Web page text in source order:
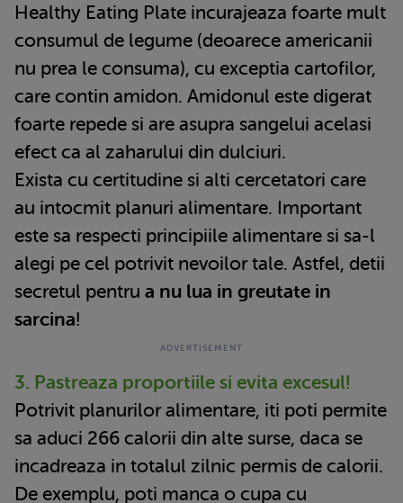
Healthy Eating Plate incurajeaza foarte mult
consumul de legume (deoarece americanii
nu prea le consuma), cu exceptia cartofilor,
care contin amidon. Amidonul este digerat
foarte repede si are asupra sangelui acelasi
efect ca al zaharului din dulciuri.
Exista cu certitudine si alti cercetatori care
au intocmit planuri alimentare. Important
este sa respecti principiile alimentare si sa-l
alegi pe cel potrivit nevoilor tale. Astfel, detii
secretul pentru a nu lua in greutate in
sarcina!
3. Pastreaza proportiile si evita excesul!
Potrivit planurilor alimentare, iti poti permite
sa aduci 266 calorii din alte surse, daca se
incadreaza in totalul zilnic permis de calorii.
De exemplu, poti manca o cupa cu